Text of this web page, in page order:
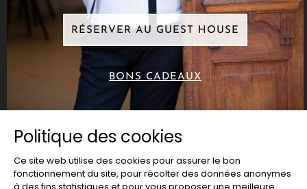
RÉSERVER AU GUEST HOUSE
BONS CADEAUX
© Jean-Yves Schillinger Site Réalisé Par
Groupe SAS
Politique des cookies
Ce site web utilise des cookies pour assurer le bon
fonctionnement du site, pour récolter des données anonymes
à des fins statistiques et pour vous proposer une meilleure